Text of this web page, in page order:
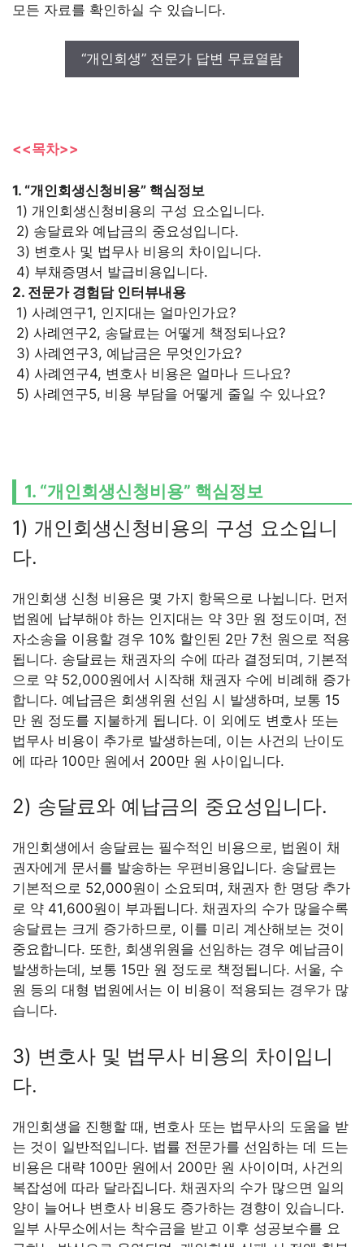
모든 자료를 확인하실 수 있습니다.
“개인회생” 전문가 답변 무료열람
<<목차>>
1. “개인회생신청비용” 핵심정보
1) 개인회생신청비용의 구성 요소입니다.
2) 송달료와 예납금의 중요성입니다.
3) 변호사 및 법무사 비용의 차이입니다.
4) 부채증명서 발급비용입니다.
2. 전문가 경험담 인터뷰내용
1) 사례연구1, 인지대는 얼마인가요?
2) 사례연구2, 송달료는 어떻게 책정되나요?
3) 사례연구3, 예납금은 무엇인가요?
4) 사례연구4, 변호사 비용은 얼마나 드나요?
5) 사례연구5, 비용 부담을 어떻게 줄일 수 있나요?
1. “개인회생신청비용” 핵심정보
1) 개인회생신청비용의 구성 요소입니
다.
개인회생 신청 비용은 몇 가지 항목으로 나뉩니다. 먼저
법원에 납부해야 하는 인지대는 약 3만 원 정도이며, 전
자소송을 이용할 경우 10% 할인된 2만 7천 원으로 적용
됩니다. 송달료는 채권자의 수에 따라 결정되며, 기본적
으로 약 52,000원에서 시작해 채권자 수에 비례해 증가
합니다. 예납금은 회생위원 선임 시 발생하며, 보통 15
만 원 정도를 지불하게 됩니다. 이 외에도 변호사 또는
법무사 비용이 추가로 발생하는데, 이는 사건의 난이도
에 따라 100만 원에서 200만 원 사이입니다.
2) 송달료와 예납금의 중요성입니다.
개인회생에서 송달료는 필수적인 비용으로, 법원이 채
권자에게 문서를 발송하는 우편비용입니다. 송달료는
기본적으로 52,000원이 소요되며, 채권자 한 명당 추가
로 약 41,600원이 부과됩니다. 채권자의 수가 많을수록
송달료는 크게 증가하므로, 이를 미리 계산해보는 것이
중요합니다. 또한, 회생위원을 선임하는 경우 예납금이
발생하는데, 보통 15만 원 정도로 책정됩니다. 서울, 수
원 등의 대형 법원에서는 이 비용이 적용되는 경우가 많
습니다.
3) 변호사 및 법무사 비용의 차이입니
다.
개인회생을 진행할 때, 변호사 또는 법무사의 도움을 받
는 것이 일반적입니다. 법률 전문가를 선임하는 데 드는
비용은 대략 100만 원에서 200만 원 사이이며, 사건의
복잡성에 따라 달라집니다. 채권자의 수가 많으면 일의
양이 늘어나 변호사 비용도 증가하는 경향이 있습니다.
일부 사무소에서는 착수금을 받고 이후 성공보수를 요